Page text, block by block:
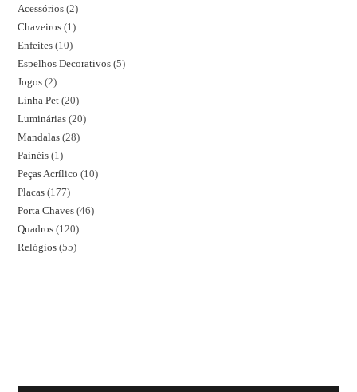
Acessórios 2
Chaveiros 1
Enfeites 10
Espelhos Decorativos 5
Jogos 2
Linha Pet 20
Luminárias 20
Mandalas 28
Painéis 1
Peças Acrílico 10
Placas 177
Porta Chaves 46
Quadros 120
Relógios 55